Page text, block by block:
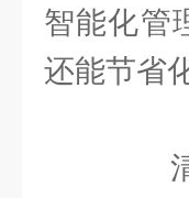
智能化管
还能节省
清